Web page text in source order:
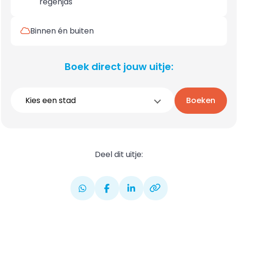
Binnen én buiten
Boek direct jouw uitje:
Kies een stad Boeken
Deel dit uitje: